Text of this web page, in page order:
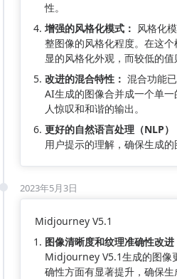
性。
增强的风格化模式： 风格化
整图像的风格化程度。在这
显的风格化外观，而较低的值
改进的混合特性： 混合功能
AI生成的图像合并成一个单
人惊叹和和谐的输出。
更好的自然语言处理（NLP）
用户提示的理解，确保生成的
2023年5月3日
Midjourney V5.1
图像清晰度和纹理准确性改进
Midjourney V5.1生成的图像
确性方面有显著提升，确保